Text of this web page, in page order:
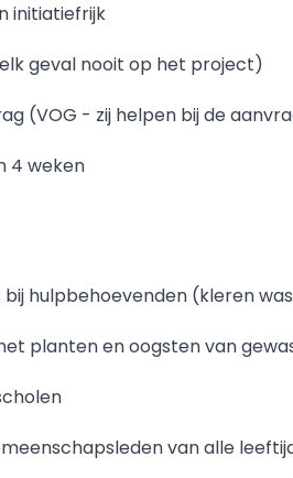
initiatiefrijk
geval nooit op het project)
(VOG - zij helpen bij de
4 weken
hulpbehoevenden (kleren
planten en oogsten van
van alle